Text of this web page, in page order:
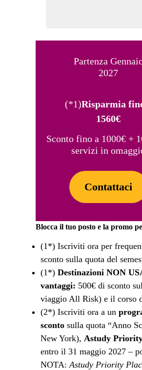
Partenza
2027
(*1)Risparmia
1560€
Sconto fino a 1000€ +
servizi in
Contattaci
Blocca il tuo posto e la promo
(1*) Iscriviti ora per
sconto sulla quota del
(1*) Destinazioni NON
vantaggi: 500€ di sconto
viaggio All Risk) e il corso
(2*) Iscriviti ora a un
sconto sulla quota “Anno
New York), Astudy
entro il 31 maggio 2027 –
NOTA:Astudy Priority